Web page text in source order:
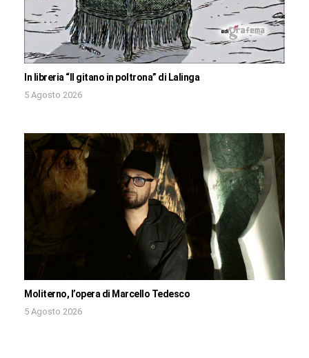
In libreria “Il gitano in poltrona” di Lalinga
5 Agosto 2026
Moliterno, l’opera di Marcello Tedesco
5 Agosto 2026